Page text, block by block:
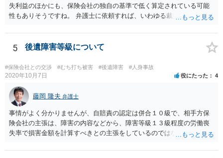
失利益のほかにも、保険会社の独自の基準で低く算定されている可能
性もありそうですね。 弁護士に依頼すれば、いわゆる裁判基準程度の
5 後遺障害等級について
#保険会社との交渉 #むち打ち被害 #後遺障害 #人身事故
2020年10月7日 役にたった 4
藤岡 隆夫 弁護士
事情がよく分かりませんが、自賠責の認定は併合１０級で、相手方保
険会社の主張は、障害の内容などから、障害等級１３級程度の労働喪
失率で損害金額を計算すべきとの主張をしているのではないでしょう
ので、弁護士を交代しても状況は変わらないでしょう。今の弁護士と